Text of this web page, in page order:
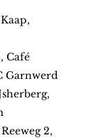
Café
Garnwerd
2,